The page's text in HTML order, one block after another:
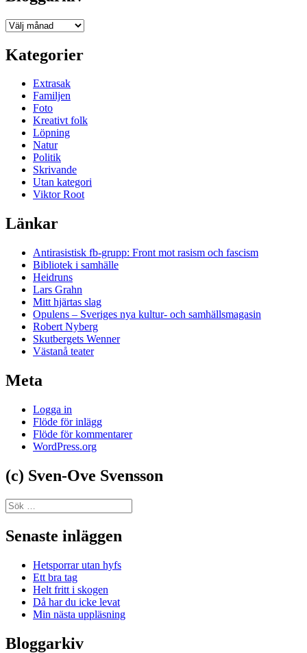
Bloggarkiv
Kategorier
Extrasak
Familjen
Foto
Kreativt folk
Löpning
Natur
Politik
Skrivande
Utan kategori
Viktor Root
Länkar
Antirasistisk fb-grupp: Front mot rasism och fascism
Bibliotek i samhälle
Heidruns
Lars Grahn
Mitt hjärtas slag
Opulens – Sveriges nya kultur- och samhällsmagasin
Robert Nyberg
Skutbergets Wenner
Västanå teater
Meta
Logga in
Flöde för inlägg
Flöde för kommentarer
WordPress.org
(c) Sven-Ove Svensson
Sök
efter:
Senaste inläggen
Hetsporrar utan hyfs
Ett bra tag
Helt fritt i skogen
Då har du icke levat
Min nästa uppläsning
Bloggarkiv